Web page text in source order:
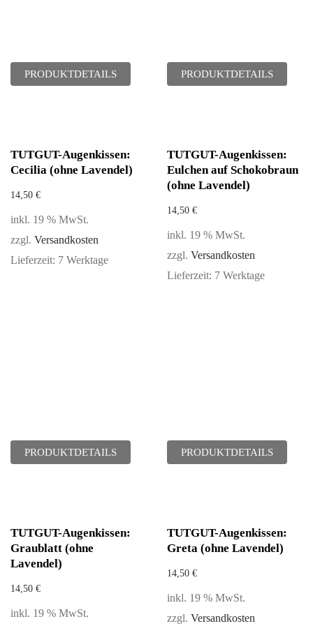
PRODUKTDETAILS PRODUKTDETAILS
TUTGUT-Augenkissen:
Cecilia (ohne Lavendel)
14,50 €
inkl. 19 % MwSt.
zzgl. Versandkosten
Lieferzeit: 7 Werktage
PRODUKTDETAILS
TUTGUT-Augenkissen:
Eulchen auf Schokobraun
(ohne Lavendel)
14,50 €
inkl. 19 % MwSt.
zzgl. Versandkosten
Lieferzeit: 7 Werktage
PRODUKTDETAILS
TUTGUT-Augenkissen:
Graublatt (ohne
Lavendel)
14,50 €
inkl. 19 % MwSt.
TUTGUT-Augenkissen:
Greta (ohne Lavendel)
14,50 €
inkl. 19 % MwSt.
zzgl. Versandkosten